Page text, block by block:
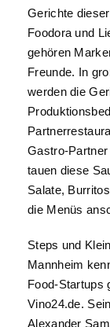
Gerichte
Foodora und
gehören
Freunde. In
werden die
Gastro-
tauen diese
Salate,
die Menüs
Steps und
Mannheim
Food-Startups
Vino24.de.
Alexander